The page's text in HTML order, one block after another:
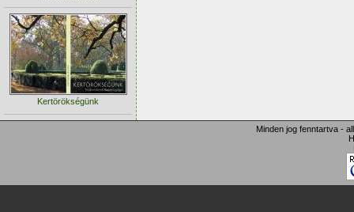
Kertörökségünk
Minden jog fenntartva -